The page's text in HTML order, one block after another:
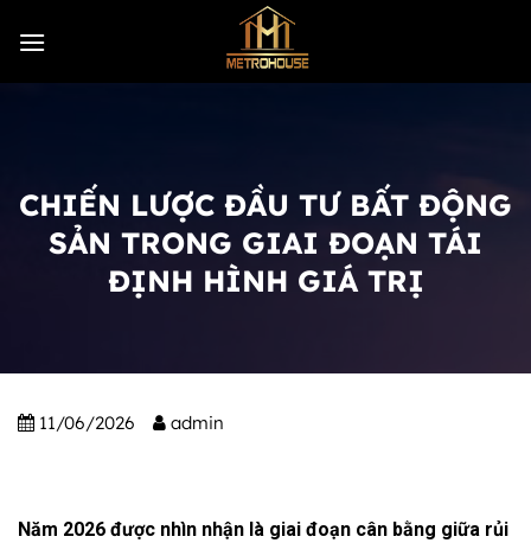
CHIẾN LƯỢC ĐẦU TƯ BẤT ĐỘNG
SẢN TRONG GIAI ĐOẠN TÁI
ĐỊNH HÌNH GIÁ TRỊ
11/06/2026 admin
Năm 2026 được nhìn nhận là giai đoạn cân bằng giữa rủi